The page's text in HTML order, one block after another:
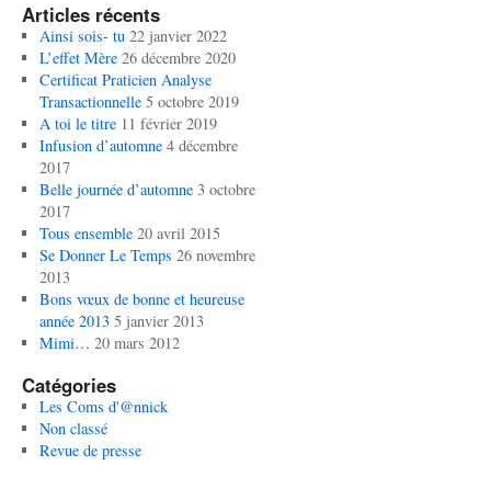
Articles récents
Ainsi sois- tu 22 janvier 2022
L’effet Mère 26 décembre 2020
Certificat Praticien Analyse
Transactionnelle 5 octobre 2019
A toi le titre 11 février 2019
Infusion d’automne 4 décembre
2017
Belle journée d’automne 3 octobre
2017
Tous ensemble 20 avril 2015
Se Donner Le Temps 26 novembre
2013
Bons vœux de bonne et heureuse
année 2013 5 janvier 2013
Mimi… 20 mars 2012
Catégories
Les Coms d'@nnick
Non classé
Revue de presse